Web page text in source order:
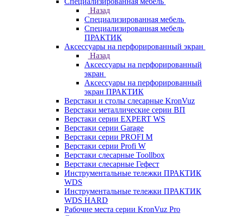
Назад
Cпециализированная мебель
Специализированная мебель
ПРАКТИК
Аксессуары на перфорированный экран
Назад
Аксессуары на перфорированный
экран
Аксессуары на перфорированный
экран ПРАКТИК
Верстаки и столы слесарные KronVuz
Верстаки металлические серии ВП
Верстаки серии EXPERT WS
Верстаки серии Garage
Верстаки серии PROFI M
Верстаки серии Profi W
Верстаки слесарные Toollbox
Верстаки слесарные Гефест
Инструментальные тележки ПРАКТИК
WDS
Инструментальные тележки ПРАКТИК
WDS HARD
Рабочие места серии KronVuz Pro